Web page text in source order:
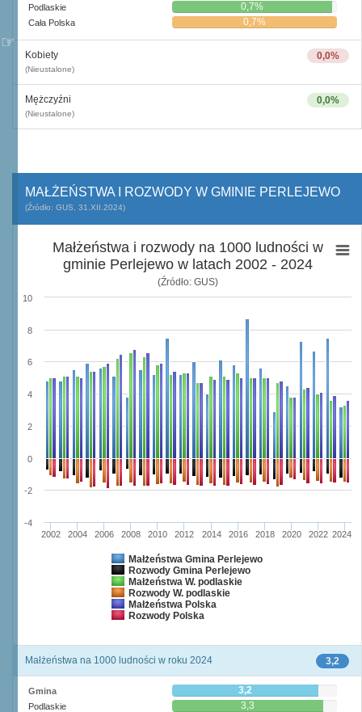
Podlaskie 0,7%
Cała Polska 0,7%
0,0%
Kobiety
(Nieustalone)
0,0%
Mężczyźni
(Nieustalone)
MAŁŻEŃSTWA I ROZWODY W GMINIE PERLEJEWO
(Źródło: GUS, 31.XII.2024)
Małżeństwa i rozwody na 1000 ludności w
gminie Perlejewo w latach 2002 - 2024
(Źródło: GUS)
Małżeństwa Gmina Perlejewo
Rozwody Gmina Perlejewo
Małżeństwa W. podlaskie
Rozwody W. podlaskie
Małżeństwa Polska
Rozwody Polska
2002 2004 2006 2008 2010 2012 2014 2016 2018 2020 2022 2024
-4
-2
0
2
4
6
8
10
3,2
Małżeństwa na 1000 ludności w roku 2024
Gmina 3,2
Podlaskie 3,3